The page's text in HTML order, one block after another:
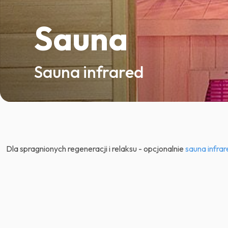
Sauna
Sauna infrared
Dla spragnionych regeneracji i relaksu - opcjonalnie sauna